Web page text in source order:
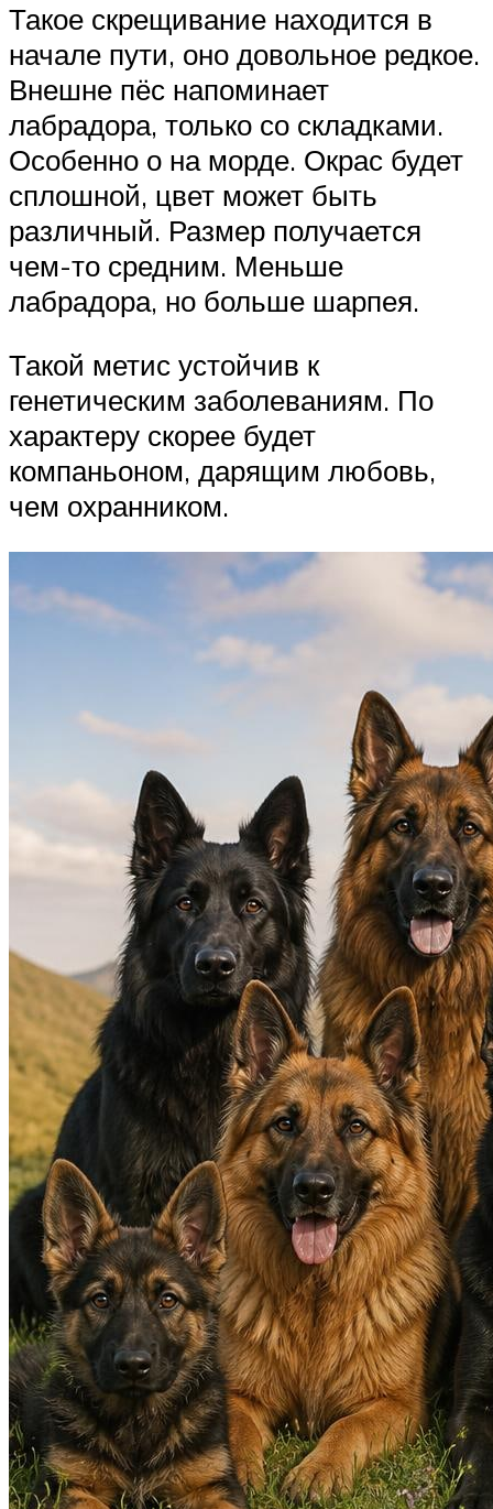
Такое скрещивание находится в
начале пути, оно довольное редкое.
Внешне пёс напоминает
лабрадора, только со складками.
Особенно о на морде. Окрас будет
сплошной, цвет может быть
различный. Размер получается
чем-то средним. Меньше
лабрадора, но больше шарпея.
Такой метис устойчив к
генетическим заболеваниям. По
характеру скорее будет
компаньоном, дарящим любовь,
чем охранником.